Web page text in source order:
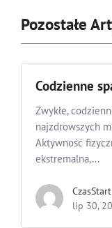
Pozostałe
Codzienne
Zwykłe,
najzdrowszych
Aktywność
ekstremalna,...
CzasStart
lip 30,